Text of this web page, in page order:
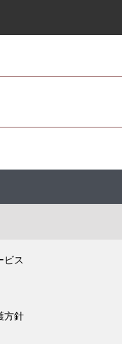
ビス
方針